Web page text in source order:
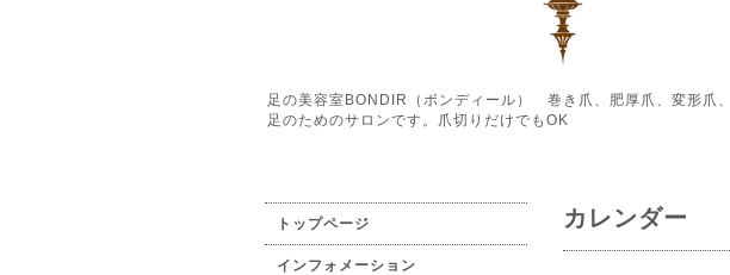
足の美容室BONDIR（ボンディール） 巻き爪、肥厚爪、変形爪
足のためのサロンです。爪切りだけでもOK
カレンダー
トップページ
インフォメーション